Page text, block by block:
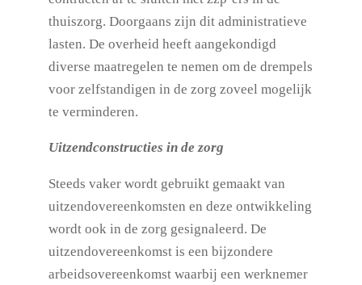
thuiszorg. Doorgaans zijn dit administratieve
lasten. De overheid heeft aangekondigd
diverse maatregelen te nemen om de drempels
voor zelfstandigen in de zorg zoveel mogelijk
te verminderen.
Uitzendconstructies in de zorg
Steeds vaker wordt gebruikt gemaakt van
uitzendovereenkomsten en deze ontwikkeling
wordt ook in de zorg gesignaleerd. De
uitzendovereenkomst is een bijzondere
arbeidsovereenkomst waarbij een werknemer